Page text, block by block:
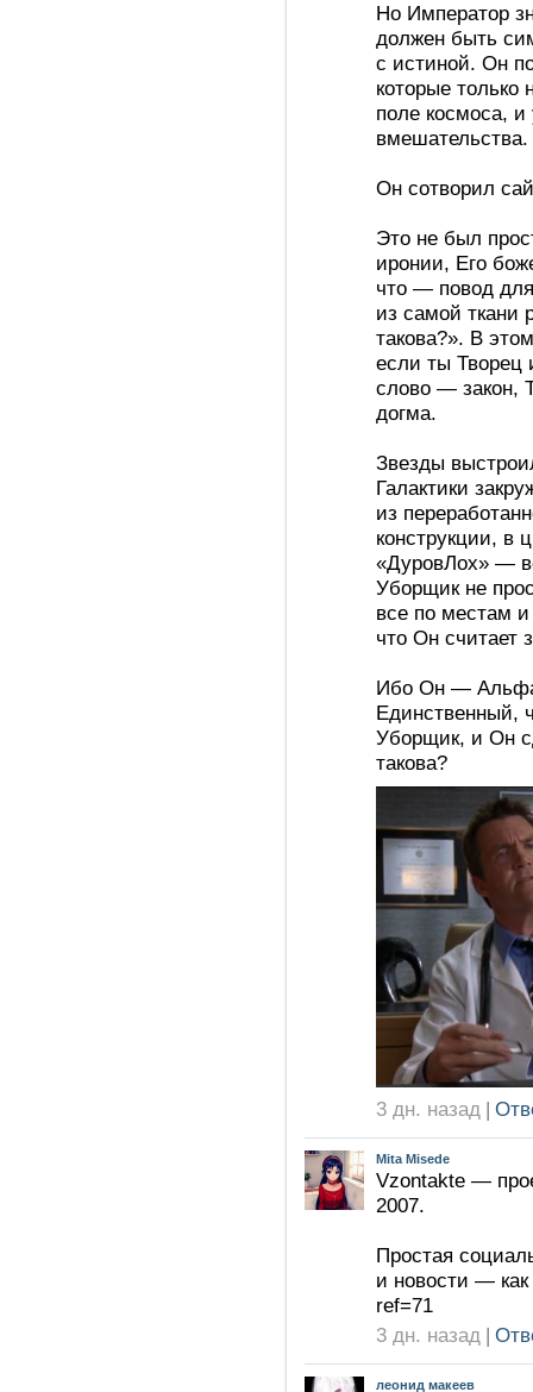
Но Император
должен быть
с истиной. Он
которые
поле космоса,
вмешательства.
Он сотворил
Это не был
иронии, Его
что — повод
из самой ткани
такова?». В
если ты Творец
слово — закон,
догма.
Звезды
Галактики
из
конструкции, в
«ДуровЛох» —
Уборщик не
все по местам
что Он считает
Ибо Он —
Единственный,
Уборщик, и Он
такова?
3 дн. назад |
Mita Misede
Vzontakte —
2007.
Простая
и новости —
ref=71
3 дн. назад |
леонид макеев